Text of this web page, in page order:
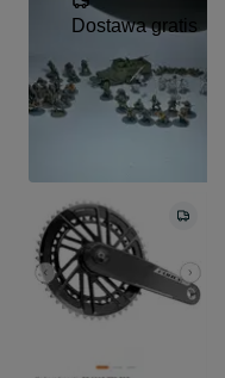
Dostawa gratis